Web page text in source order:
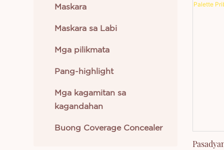
Maskara
Maskara sa Labi
Mga pilikmata
Pang-highlight
Mga kagamitan sa
kagandahan
Buong Coverage Concealer
mabigat